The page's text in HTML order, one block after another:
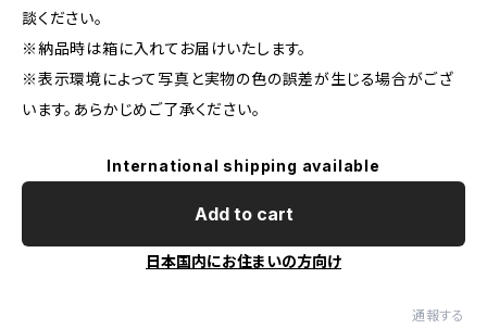
談ください。
※納品時は箱に入れてお届けいたします。
※表示環境によって写真と実物の色の誤差が生じる場合がござ
います。あらかじめご了承ください。
International shipping available
Add to cart
日本国内にお住まいの方向け
通報する